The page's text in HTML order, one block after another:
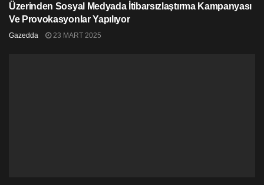
Üzerinden Sosyal Medyada İtibarsızlaştırma Kampanyası
Ve Provokasyonlar Yapılıyor
Gazedda 23 MART 2025